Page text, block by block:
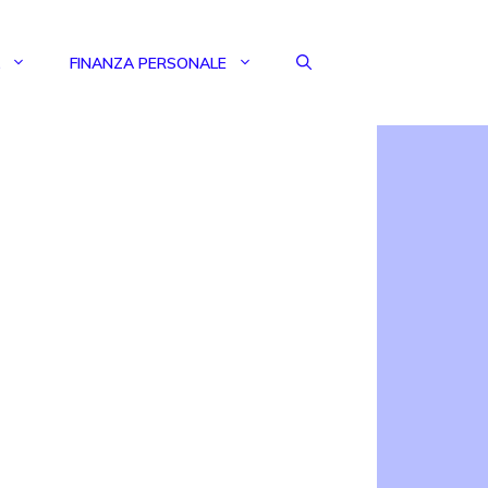
FINANZA PERSONALE